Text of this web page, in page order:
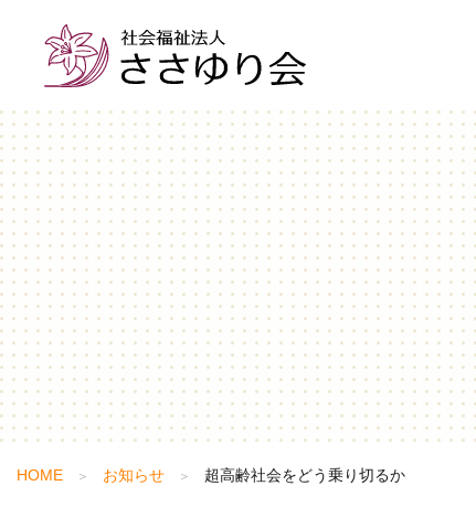
入居型施設
特別養護老人ホーム
グループホーム
ケアハウス
介護型ケアハウス
短期入所施設
ショートス
小規模多機
求人検索 メッセ
HOME お知らせ 超高齢社会をどう乗り切るか